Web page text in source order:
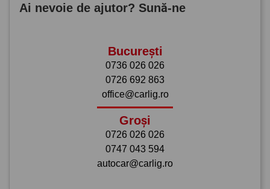
Ai nevoie de ajutor? Sună-ne
București
0736 026 026
0726 692 863
office@carlig.ro
Groși
0726 026 026
0747 043 594
autocar@carlig.ro